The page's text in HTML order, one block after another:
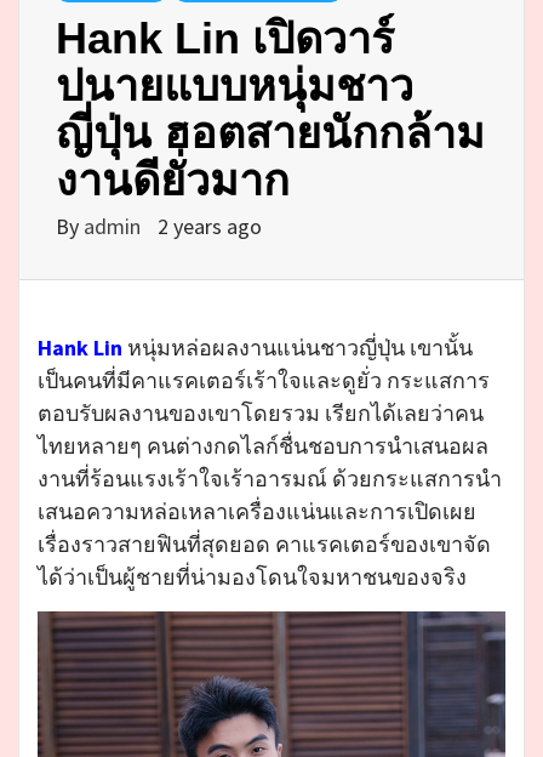
Hank Lin เปิดวาร์
ปนายแบบหนุ่มชาว
ญี่ปุ่น ฮอตสายนักกล้าม
งานดียั่วมาก
By admin 2 years ago
Hank Lin หนุ่มหล่อผลงานแน่นชาวญี่ปุ่น เขานั้น
เป็นคนที่มีคาแรคเตอร์เร้าใจและดูยั่ว กระแสการ
ตอบรับผลงานของเขาโดยรวม เรียกได้เลยว่าคน
ไทยหลายๆ คนต่างกดไลก์ชื่นชอบการนำเสนอผล
งานที่ร้อนแรงเร้าใจเร้าอารมณ์ ด้วยกระแสการนำ
เสนอความหล่อเหลาเครื่องแน่นและการเปิดเผย
เรื่องราวสายฟินที่สุดยอด คาแรคเตอร์ของเขาจัด
ได้ว่าเป็นผู้ชายที่น่ามองโดนใจมหาชนของจริง